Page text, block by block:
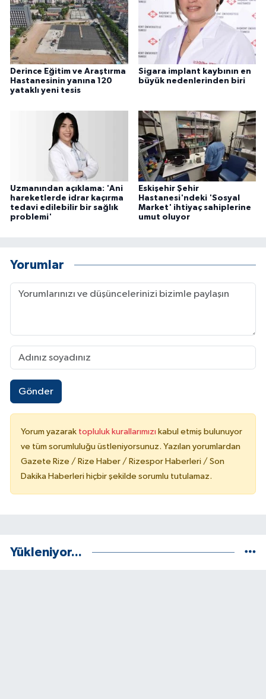
Derince Eğitim ve Araştırma
Hastanesinin yanına 120
yataklı yeni tesis
Sigara implant kaybının en
büyük nedenlerinden biri
Uzmanından açıklama: 'Ani
hareketlerde idrar kaçırma
tedavi edilebilir bir sağlık
problemi'
Eskişehir Şehir
Hastanesi'ndeki 'Sosyal
Market' ihtiyaç sahiplerine
umut oluyor
Yorumlar
Gönder
Yorum yazarak topluluk kurallarımızı kabul etmiş bulunuyor
ve tüm sorumluluğu üstleniyorsunuz. Yazılan yorumlardan
Gazete Rize / Rize Haber / Rizespor Haberleri / Son
Dakika Haberleri hiçbir şekilde sorumlu tutulamaz.
Yükleniyor...